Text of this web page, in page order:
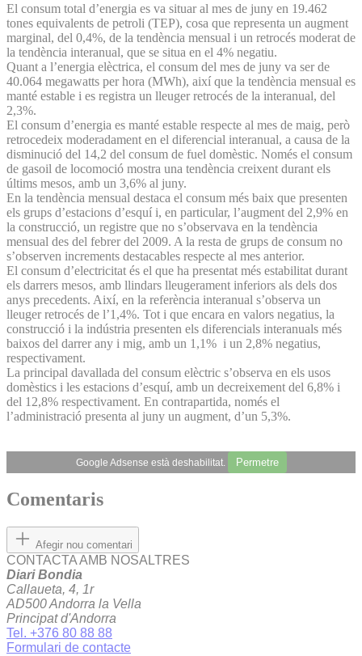
El consum total d’energia es va situar al mes de juny en 19.462
tones equivalents de petroli (TEP), cosa que representa un augment
marginal, del 0,4%, de la tendència mensual i un retrocés moderat de
la tendència interanual, que se situa en el 4% negatiu.
Quant a l’energia elèctrica, el consum del mes de juny va ser de
40.064 megawatts per hora (MWh), així que la tendència mensual es
manté estable i es registra un lleuger retrocés de la interanual, del
2,3%.
El consum d’energia es manté estable respecte al mes de maig, però
retrocedeix moderadament en el diferencial interanual, a causa de la
disminució del 14,2 del consum de fuel domèstic. Només el consum
de gasoil de locomoció mostra una tendència creixent durant els
últims mesos, amb un 3,6% al juny.
En la tendència mensual destaca el consum més baix que presenten
els grups d’estacions d’esquí i, en particular, l’augment del 2,9% en
la construcció, un registre que no s’observava en la tendència
mensual des del febrer del 2009. A la resta de grups de consum no
s’observen increments destacables respecte al mes anterior.
El consum d’electricitat és el que ha presentat més estabilitat durant
els darrers mesos, amb llindars lleugerament inferiors als dels dos
anys precedents. Així, en la referència interanual s’observa un
lleuger retrocés de l’1,4%. Tot i que encara en valors negatius, la
construcció i la indústria presenten els diferencials interanuals més
baixos del darrer any i mig, amb un 1,1% i un 2,8% negatius,
respectivament.
La principal davallada del consum elèctric s’observa en els usos
domèstics i les estacions d’esquí, amb un decreixement del 6,8% i
del 12,8% respectivament. En contrapartida, només el
l’administració presenta al juny un augment, d’un 5,3%.
Google Adsense està deshabilitat. Permetre
Comentaris
Afegir nou comentari
CONTACTA AMB NOSALTRES
Diari Bondia
Callaueta, 4, 1r
AD500 Andorra la Vella
Principat d'Andorra
Tel. +376 80 88 88
Formulari de contacte